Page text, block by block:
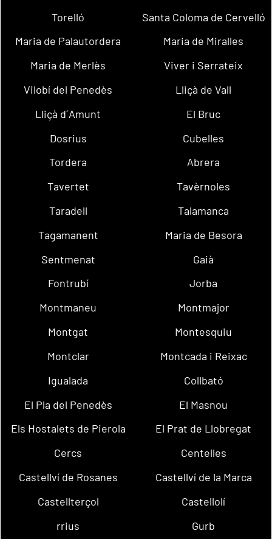
Torelló
Santa Coloma de Cervelló
Maria de Palautordera
Maria de Miralles
Maria de Merlès
Viver i Serrateix
Vilobí del Penedès
Lliçà de Vall
Lliçà d´Amunt
El Bruc
Dosrius
Cubelles
Tordera
Abrera
Tavertet
Tavèrnoles
Taradell
Talamanca
Tagamanent
Maria de Besora
Sentmenat
Gaià
Fontrubí
Jorba
Montmaneu
Montmajor
Montgat
Montesquiu
Montclar
Montcada i Reixac
Igualada
Collbató
El Pla del Penedès
El Masnou
Els Hostalets de Pierola
El Prat de Llobregat
Cercs
Centelles
Castellví de Rosanes
Castellví de la Marca
Castellterçol
Castellolí
rrius
Gurb